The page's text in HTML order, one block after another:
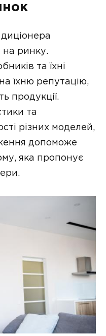
на ринку.
та їхні
їхню репутацію,
продукції.
та
різних моделей,
допоможе
яка пропонує